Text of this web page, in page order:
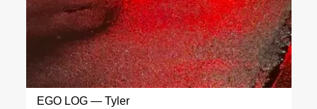
EGO LOG — Tyler